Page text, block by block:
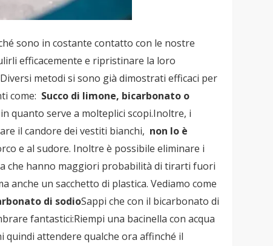
sono in costante contatto con le nostre
efficacemente e ripristinare la loro
Diversi metodi si sono già dimostrati efficaci per
come: Succo di limone, bicarbonato o
quanto serve a molteplici scopi.Inoltre, i
il candore dei vestiti bianchi, non lo è
e al sudore. Inoltre è possibile eliminare i
che hanno maggiori probabilità di tirarti fuori
anche un sacchetto di plastica. Vediamo come
di sodioSappi che con il bicarbonato di
fantastici:Riempi una bacinella con acqua
attendere qualche ora affinché il